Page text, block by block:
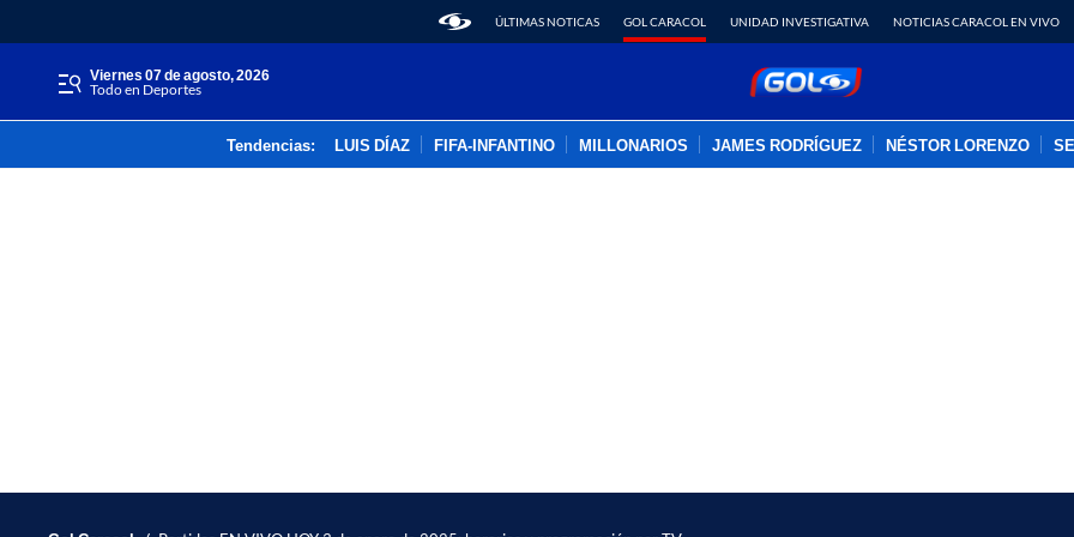
ÚLTIMAS NOTICAS GOL CARACOL UNIDAD INVESTIGATIVA NOTICIAS CARACOL EN VIVO
viernes 07 de agosto, 2026
Todo en Deportes
Tendencias: LUIS DÍAZ FIFA-INFANTINO MILLONARIOS JAMES RODRÍGUEZ NÉSTOR LORENZO